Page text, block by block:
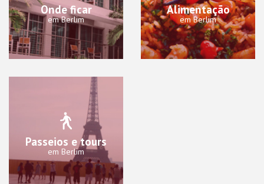
Onde ficar
em Berlim
Alimentação
em Berlim
Passeios e tours
em Berlim